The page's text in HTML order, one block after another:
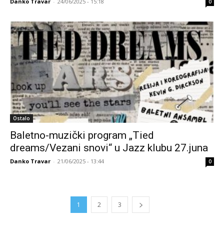
0
Ostalo
Baletno-muzički program „Tied
dreams/Vezani snovi“ u Jazz klubu 27.juna
Danko Travar - 21/06/2025 - 13:44 0
1 2 3